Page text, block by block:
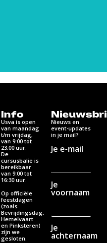
Info
Usva is open
van maandag
t/m vrijdag,
van 9:00 tot
23:00 uur.
De
cursusbalie is
bereikbaar
van 9:00 tot
16:30 uur.
Op officiële
feestdagen
(zoals
Bevrijdingsdag,
Hemelvaart
en Pinksteren)
zijn we
gesloten.
Nieuws en
event-updates
in je mail?
Je e-mail
Je
voornaam
Je
achternaam